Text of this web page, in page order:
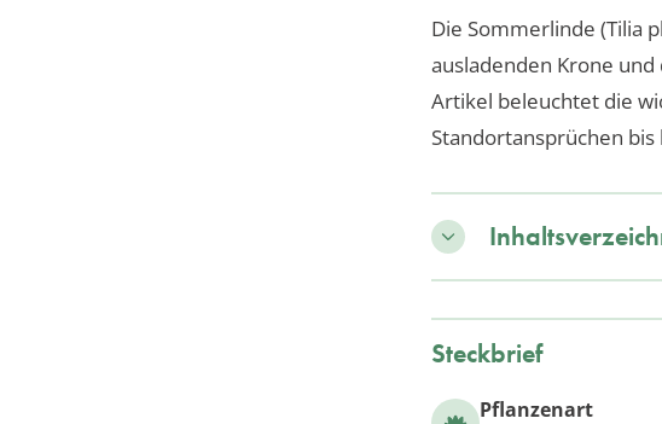
Die Sommerlinde (Tilia
ausladenden Krone
Artikel beleuchtet die
Standortansprüchen
Steckbrief
Pflanzenart